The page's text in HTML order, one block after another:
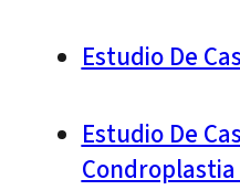
Estudio De
Estudio De
Condroplastia